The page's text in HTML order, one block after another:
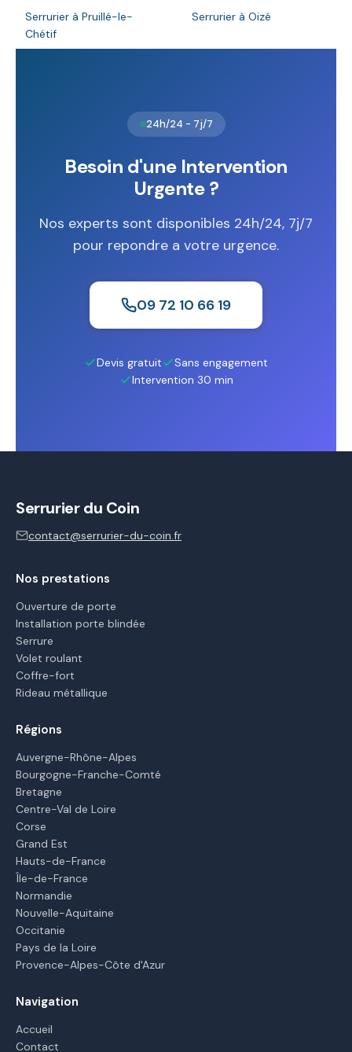
Serrurier à Pruillé-le-
Chétif
Serrurier à Oizé
24h/24 - 7j/7
Besoin d'une Intervention
Urgente ?
Nos experts sont disponibles 24h/24, 7j/7
pour repondre a votre urgence.
09 72 10 66 19
Devis gratuit
Sans engagement
Intervention 30 min
Serrurier du Coin
contact@serrurier-du-coin.fr
Nos prestations
Ouverture de porte
Installation porte blindée
Serrure
Volet roulant
Coffre-fort
Rideau métallique
Régions
Auvergne-Rhône-Alpes
Bourgogne-Franche-Comté
Bretagne
Centre-Val de Loire
Corse
Grand Est
Hauts-de-France
Île-de-France
Normandie
Nouvelle-Aquitaine
Occitanie
Pays de la Loire
Provence-Alpes-Côte d'Azur
Navigation
Accueil
Contact